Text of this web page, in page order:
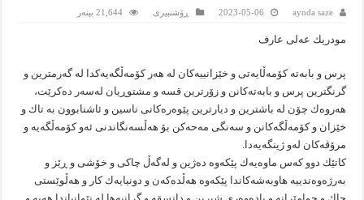
aynda saze
2023-05-06 ڕۆشنبیرى 21,644 بینەر
مودریك عه‌لى عارف
پرس و بابه‌ته‌ كۆمه‌ڵایه‌تى و خێزانییه‌كان له‌ هه‌ر كۆمه‌ڵگه‌یه‌كدا له‌ گه‌رمترین و
گرنگترین پرس و بابه‌ته‌كانن و زۆرترین قسه‌ و مشتوڕیان له‌سه‌ر ده‌كرێت،
هه‌روه‌ك چۆن له‌ باشترین و دیارترین پێوه‌ره‌كانى ناسین و ئاشنابوون به‌ تاك و
خێزان و كۆمه‌ڵگه‌كانن و سه‌نگى مه‌حه‌كن بۆ هه‌ڵسه‌نگاندنى ئه‌و كۆمه‌ڵگه‌یه‌ و
مرۆڤه‌كان له‌و ژینگه‌یه‌دا.
كاتێك دوو كه‌س ماوه‌یه‌ك پێكه‌وه‌ ده‌ژین و له‌گه‌ڵ چاكى و خۆشى و ڕێز و
به‌رژه‌وه‌ندییه‌ هاوبه‌شه‌كاندا پێكه‌وه‌ هه‌ڵده‌كه‌ن و دونیایه‌ك كار و هه‌ڵوێستى